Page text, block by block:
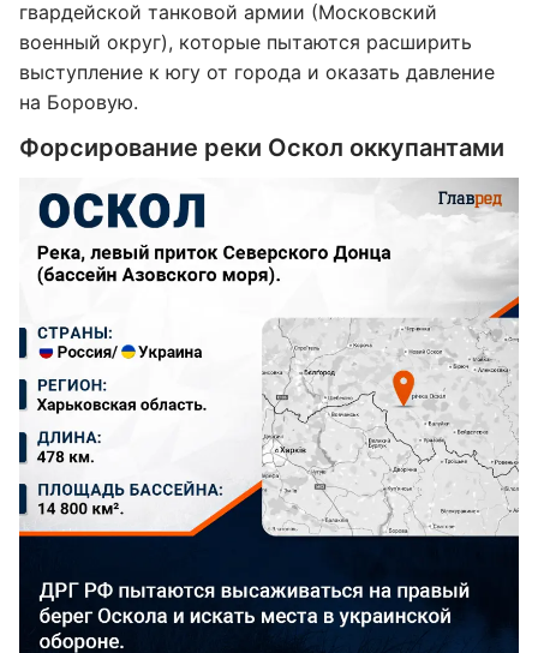
гвардейской танковой армии (Московский
военный округ), которые пытаются расширить
выступление к югу от города и оказать давление
на Боровую.
Форсирование реки Оскол оккупантами